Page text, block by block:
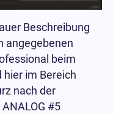
Beschreibung
angegebenen
beim
im Bereich
nach der
#5